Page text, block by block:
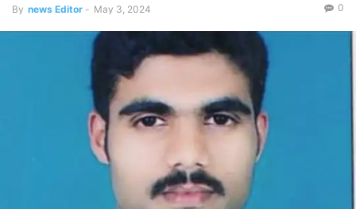
By news Editor - May 3, 2024 0